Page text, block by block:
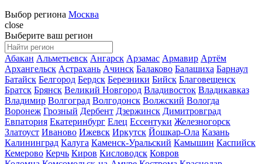
Выбор региона Москва
close
Выберите ваш регион
Абакан Альметьевск Ангарск Арзамас Армавир Артём
Архангельск Астрахань Ачинск Балаково Балашиха Барнаул
Батайск Белгород Бердск Березники Бийск Благовещенск
Братск Брянск Великий Новгород Владивосток Владикавказ
Владимир Волгоград Волгодонск Волжский Вологда
Воронеж Грозный Дербент Дзержинск Димитровград
Евпатория Екатеринбург Елец Ессентуки Железногорск
Златоуст Иваново Ижевск Иркутск Йошкар-Ола Казань
Калининград Калуга Каменск-Уральский Камышин Каспийск
Кемерово Керчь Киров Кисловодск Ковров